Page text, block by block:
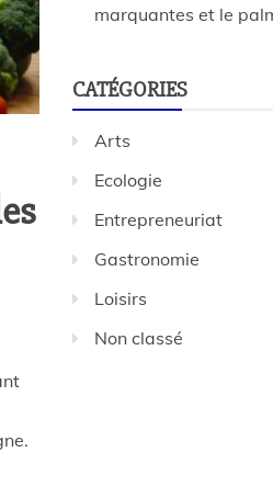
marquantes et le
CATÉGORIES
Arts
Ecologie
Entrepreneuriat
Gastronomie
Loisirs
Non classé